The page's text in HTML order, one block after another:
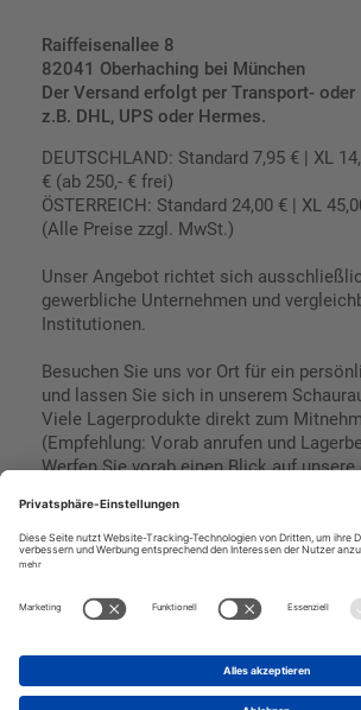
Raiffeisenallee 8
82041 Oberhaching bei München
Der Versand erfolgt per Transport-
z.B. DHL, UPS oder Hermes.
DEUTSCHLAND: Standard 7,95 € | XL
€ (ab 250,- € frei)
ÖSTERREICH: Standard 24,00 € | XL
(Alle Preise zzgl. MwSt.)
Unser Angebot richtet sich
gewerbliche Unternehmen und
Institutionen.
Besuchen Sie uns vor Ort für ein
und lassen Sie sich in unserem
Viele Lagerprodukte direkt zum
(Empfehlung: Vorab anrufen und
Werfen Sie vorab einen Blick auf
Impressum
Datenschutz
SEPA